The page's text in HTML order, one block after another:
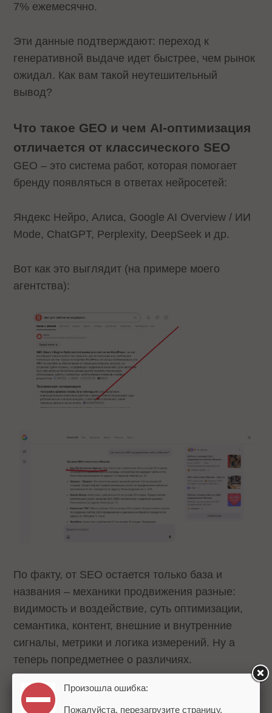
7% ежемесячно.
Эти данные подтверждают: переход к
генеративной выдаче идет быстрее, чем рынок
ожидал. Как вам такой неутешительный
вывод?
Что такое GEO и чем AI-оптимизация
отличается от классического SEO
GEO – это система работ, которая помогает
бренду появляться в ответах нейросетей:
Яндекс Нейро, Алиса, Google AI Overview / ИИ
Mode, ChatGPT, Perplexity, DeepSeek и др.
Вот как это выглядит (на примере моего
агентства):
По факту, от SEO остается только база и
названия – механики продвижения разные:
видимость и воздействие, суть оптимизации,
семантика, контент, внешние и внутренние
сигналы, метрики и логика измерений. Ну а
теперь попредметнее о различиях.
Сама суть оптимизации
Произошла ошибка:
Пожалуйста, перезагрузите страницу.